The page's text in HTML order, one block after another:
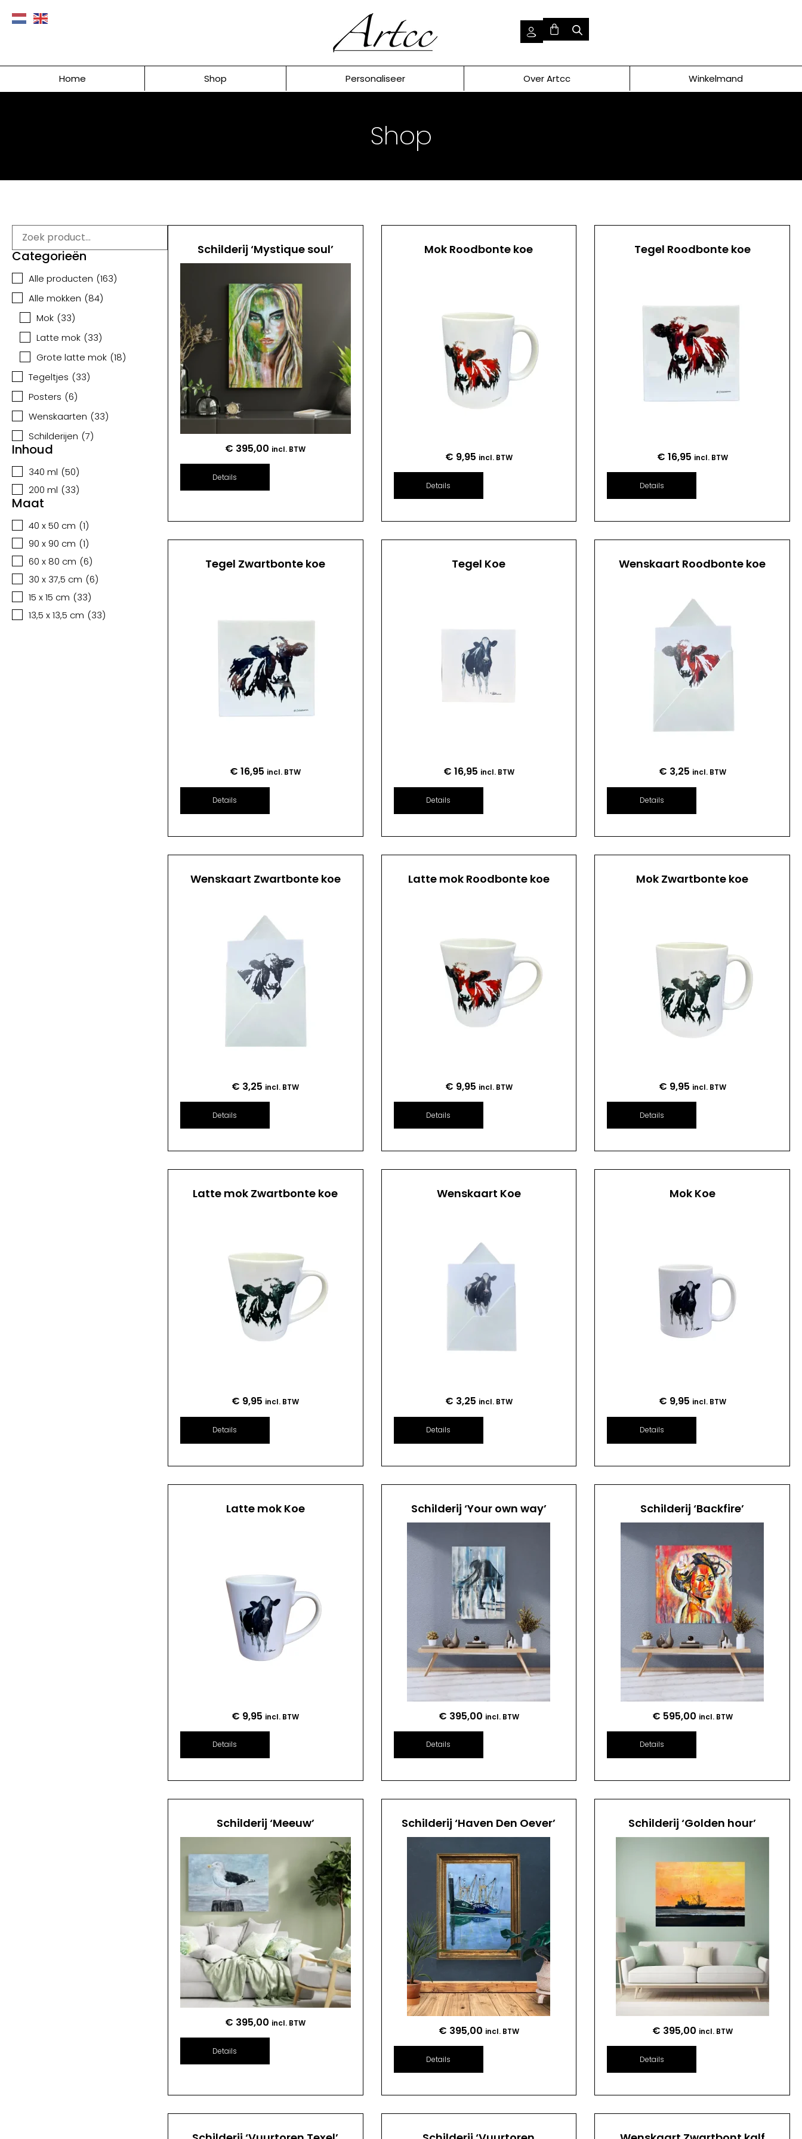
Home Shop Personaliseer Over Artcc Winkelmand
Shop
Categorieën
Alle producten (163)
Alle mokken (84)
Mok (33)
Latte mok (33)
Grote latte mok (18)
Tegeltjes (33)
Posters (6)
Wenskaarten (33)
Schilderijen (7)
Inhoud
340 ml (50)
200 ml (33)
Maat
40 x 50 cm (1)
90 x 90 cm (1)
60 x 80 cm (6)
30 x 37,5 cm (6)
15 x 15 cm (33)
13,5 x 13,5 cm (33)
Schilderij ‘Mystique soul’
€ 395,00 incl. BTW
Details
Mok Roodbonte koe
€ 9,95 incl. BTW
Details
Tegel Roodbonte koe
€ 16,95 incl. BTW
Details
Tegel Zwartbonte koe
€ 16,95 incl. BTW
Details
Tegel Koe
€ 16,95 incl. BTW
Details
Wenskaart Roodbonte koe
€ 3,25 incl. BTW
Details
Wenskaart Zwartbonte koe
€ 3,25 incl. BTW
Details
Latte mok Roodbonte koe
€ 9,95 incl. BTW
Details
Mok Zwartbonte koe
€ 9,95 incl. BTW
Details
Latte mok Zwartbonte koe
€ 9,95 incl. BTW
Details
Wenskaart Koe
€ 3,25 incl. BTW
Details
Mok Koe
€ 9,95 incl. BTW
Details
Latte mok Koe
€ 9,95 incl. BTW
Details
Schilderij ‘Your own way’
€ 395,00 incl. BTW
Details
Schilderij ‘Backfire’
€ 595,00 incl. BTW
Details
Schilderij ‘Meeuw’
€ 395,00 incl. BTW
Details
Schilderij ‘Haven Den Oever’
€ 395,00 incl. BTW
Details
Schilderij ‘Golden hour’
€ 395,00 incl. BTW
Details